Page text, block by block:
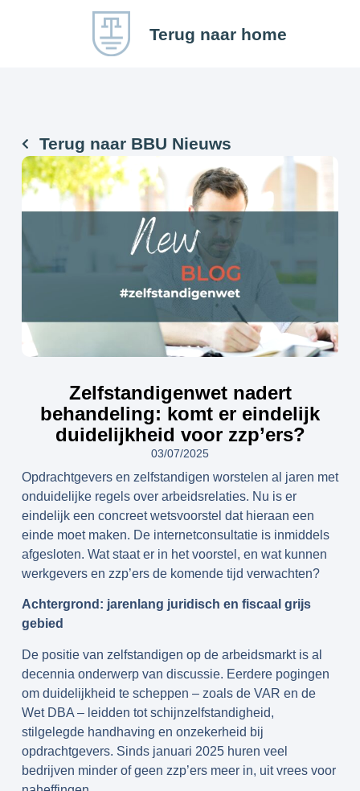
Terug naar home
Terug naar BBU Nieuws
Zelfstandigenwet nadert
behandeling: komt er eindelijk
duidelijkheid voor zzp’ers?
03/07/2025
Opdrachtgevers en zelfstandigen worstelen al jaren met
onduidelijke regels over arbeidsrelaties. Nu is er
eindelijk een concreet wetsvoorstel dat hieraan een
einde moet maken. De internetconsultatie is inmiddels
afgesloten. Wat staat er in het voorstel, en wat kunnen
werkgevers en zzp’ers de komende tijd verwachten?
Achtergrond: jarenlang juridisch en fiscaal grijs
gebied
De positie van zelfstandigen op de arbeidsmarkt is al
decennia onderwerp van discussie. Eerdere pogingen
om duidelijkheid te scheppen – zoals de VAR en de
Wet DBA – leidden tot schijnzelfstandigheid,
stilgelegde handhaving en onzekerheid bij
opdrachtgevers. Sinds januari 2025 huren veel
bedrijven minder of geen zzp’ers meer in, uit vrees voor